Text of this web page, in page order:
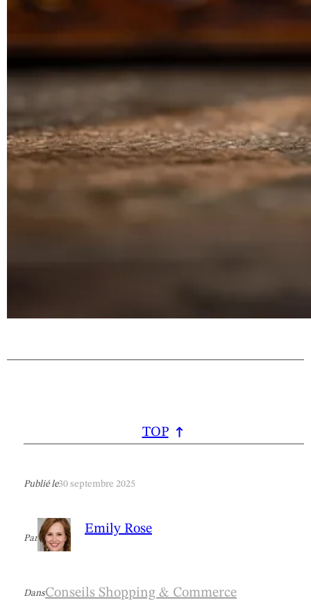
TOP
Publié le30 septembre 2025
Par
Emily Rose
DansConseils Shopping & Commerce